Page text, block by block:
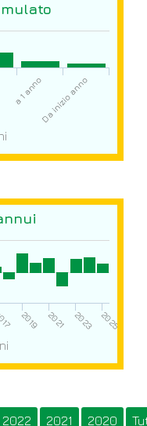
a 1 annoDa inizio anno
2019 2021 2023 2025
2022 2021 2020